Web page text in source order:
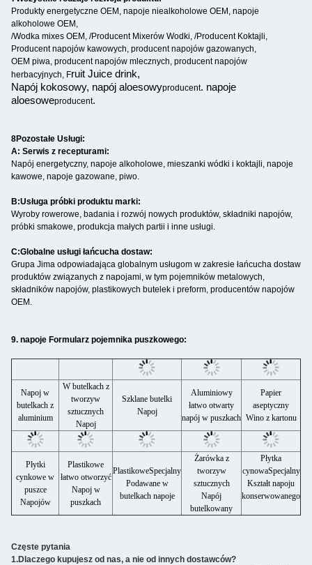
Produkty energetyczne OEM, napoje niealkoholowe OEM, napoje
alkoholowe OEM,
/Wodka mixes OEM, /Producent Mixerów Wodki, /Producent Koktajli,
Producent napojów kawowych, producent napojów gazowanych,
OEM piwa, producent napojów mlecznych, producent napojów
herbacyjnych, Fruit Juice drink,
Napój kokosowy, napój aloesowyproducent. napoje
aloesoweproducent.
8Pozostałe Usługi:
A: Serwis z recepturami:
Napój energetyczny, napoje alkoholowe, mieszanki wódki i koktajli, napoje
kawowe, napoje gazowane, piwo.
B:Usługa próbki produktu marki:
Wyroby rowerowe, badania i rozwój nowych produktów, składniki napojów,
próbki smakowe, produkcja małych partii i inne usługi.
C:Globalne usługi łańcucha dostaw:
Grupa Jima odpowiadająca globalnym usługom w zakresie łańcucha dostaw
produktów związanych z napojami, w tym pojemników metalowych,
składników napojów, plastikowych butelek i preform, producentów napojów
OEM.
9. napoje Formularz pojemnika puszkowego:
Napoj w
butelkach z
aluminium
W butelkach z
tworzyw
sztucznych
Napoj
Szklane butelki
Napoj
Aluminiowy
łatwo otwarty
napój w puszkach
Papier
aseptyczny
Wino z kartonu
Płytki
cynkowe w
puszce
Napojów
Plastikowe
łatwo otworzyć
Napoj w
puszkach
PlastikoweSpecjalny
Podawane w
butelkach napoje
Żarówka z
tworzyw
sztucznych
Napój
butelkowany
Płytka
cynowaSpecjalny
Kształt napoju
konserwowanego
Częste pytania
1.Dlaczego kupujesz od nas, a nie od innych dostawców?